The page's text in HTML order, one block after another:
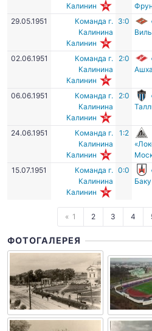
Калинин
29.05.1951
Команда г.
Калинина
Калинин
3:0
02.06.1951
Команда г.
Калинина
Калинин
2:0
06.06.1951
Команда г.
Калинина
Калинин
2:0
24.06.1951
Команда г.
Калинина
Калинин
1:2
15.07.1951
Команда г.
Калинина
Калинин
0:0
Баку
1 2 3 4
ФОТОГАЛЕРЕЯ